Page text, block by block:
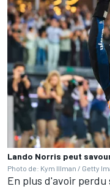
Lando Norris peut
Photo de: Kym Illman / Getty
En plus d'avoir perdu